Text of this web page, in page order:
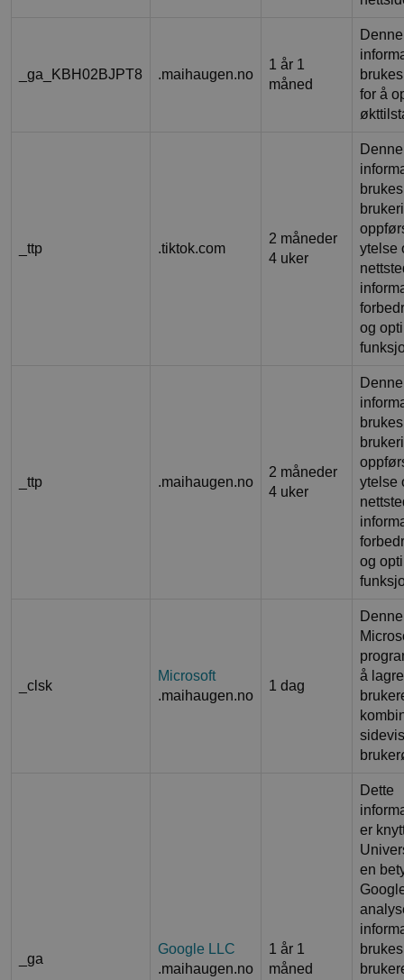
_ga_KBH02BJPT8 .maihaugen.no
1 år 1
måned
Denne
for å
_ttp .tiktok.com
2 måneder
4 uker
Denne
ytelse
og
_ttp .maihaugen.no
2 måneder
4 uker
Denne
ytelse
og
_clsk
Microsoft
.maihaugen.no
1 dag
å
_ga
Google LLC
.maihaugen.no
1 år 1
måned
Dette
er
en